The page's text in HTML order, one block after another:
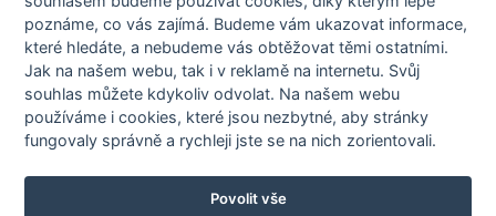
Zásady nakládání s osobními údaji
Otestujte se
Spočítejte si
Výzva 52
poznáme,co vás zajímá. Budeme vám ukazovat informace,
které hledáte, a nebudeme vás obtěžovat těmi ostatními.
Jak na našem webu, tak i v reklamě na internetu. Svůj
souhlas můžete kdykoliv odvolat. Na našem webu
používáme i cookies, které jsou nezbytné, aby stránky
fungovaly správně a rychleji jste se na nich zorientovali.
Povolit vše